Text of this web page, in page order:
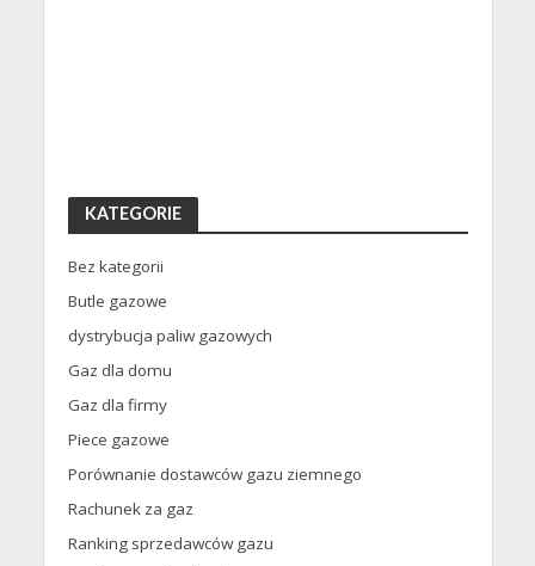
KATEGORIE
Bez kategorii
Butle gazowe
dystrybucja paliw gazowych
Gaz dla domu
Gaz dla firmy
Piece gazowe
Porównanie dostawców gazu ziemnego
Rachunek za gaz
Ranking sprzedawców gazu